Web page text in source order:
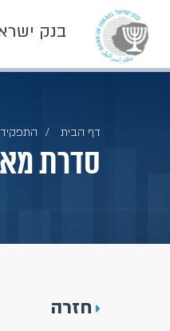
בנק
דף הבית
סדרת
חזרה